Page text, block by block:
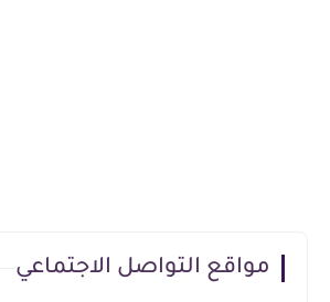
مواقع التواصل الاجتماعي